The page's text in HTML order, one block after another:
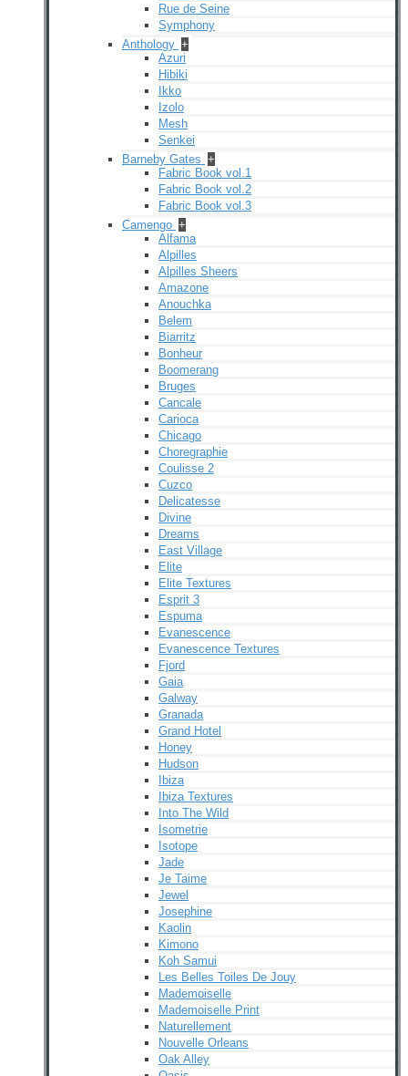
Rue de Seine
Symphony
Anthology +
Azuri
Hibiki
Ikko
Izolo
Mesh
Senkei
Barneby Gates +
Fabric Book vol.1
Fabric Book vol.2
Fabric Book vol.3
Camengo +
Alfama
Alpilles
Alpilles Sheers
Amazone
Anouchka
Belem
Biarritz
Bonheur
Boomerang
Bruges
Cancale
Carioca
Chicago
Choregraphie
Coulisse 2
Cuzco
Delicatesse
Divine
Dreams
East Village
Elite
Elite Textures
Esprit 3
Espuma
Evanescence
Evanescence Textures
Fjord
Gaia
Galway
Granada
Grand Hotel
Honey
Hudson
Ibiza
Ibiza Textures
Into The Wild
Isometrie
Isotope
Jade
Je Taime
Jewel
Josephine
Kaolin
Kimono
Koh Samui
Les Belles Toiles De Jouy
Mademoiselle
Mademoiselle Print
Naturellement
Nouvelle Orleans
Oak Alley